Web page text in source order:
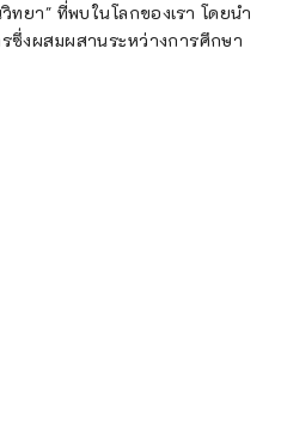
ยา" ที่พบในโลกของเรา โดยนำ
ซึ่งผสมผสานระหว่างการศึกษา